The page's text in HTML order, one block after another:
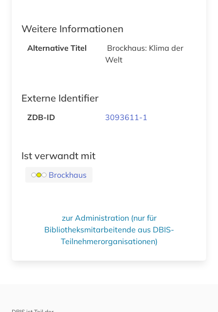
Weitere Informationen
Alternative Titel
Brockhaus: Klima der
Welt
Externe Identifier
ZDB-ID 3093611-1
Ist verwandt mit
Brockhaus
zur Administration (nur für
Bibliotheksmitarbeitende aus DBIS-
Teilnehmerorganisationen)